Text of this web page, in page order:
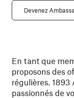
Devenez
En tant que
proposons des
régulières. 1893
passionnés de